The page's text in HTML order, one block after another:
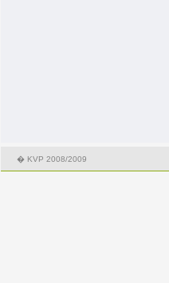
� KVP 2008/2009